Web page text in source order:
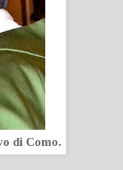
di Como.